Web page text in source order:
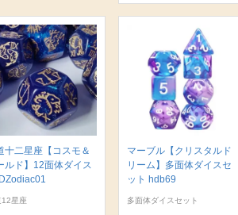
十二星座【コスモ＆
ルド】12面体ダイス
12星座
マーブル【クリスタルド
リーム】多面体ダイスセ
ット hdb69
多面体ダイスセット